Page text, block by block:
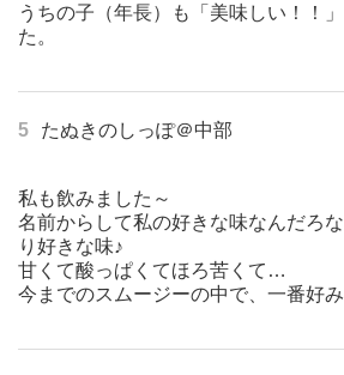
うちの子（年長）も「美味しい！！
た。
5 たぬきのしっぽ＠中部
私も飲みました～
名前からして私の好きな味なんだろ
り好きな味♪
甘くて酸っぱくてほろ苦くて…
今までのスムージーの中で、一番好み